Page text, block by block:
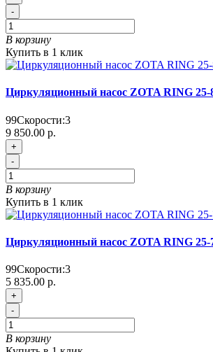
-
В корзину
Купить в 1 клик
Циркуляционный насос ZOTA RING 25-
99Скорости:3
9 850.00 р.
+
-
В корзину
Купить в 1 клик
Циркуляционный насос ZOTA RING 25-
99Скорости:3
5 835.00 р.
+
-
В корзину